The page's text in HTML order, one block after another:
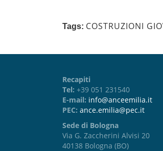
Tags: COSTRUZIONI
Recapiti
Tel: +39 051 231540
E-mail: info@anceemilia.it
PEC: ance.emilia@pec.it
Sede di Bologna
Via G. Zaccherini Alvisi 20
40138 Bologna (BO)